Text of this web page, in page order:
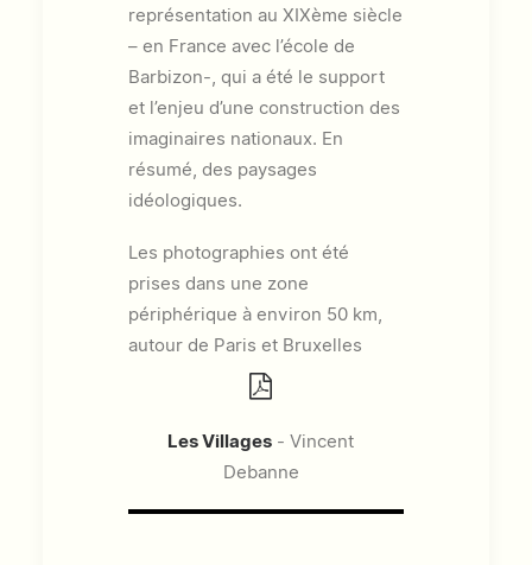
représentation au XIXème siècle
– en France avec l’école de
Barbizon-, qui a été le support
et l’enjeu d’une construction des
imaginaires nationaux. En
résumé, des paysages
idéologiques.
Les photographies ont été
prises dans une zone
périphérique à environ 50 km,
autour de Paris et Bruxelles
Les Villages - Vincent
Debanne